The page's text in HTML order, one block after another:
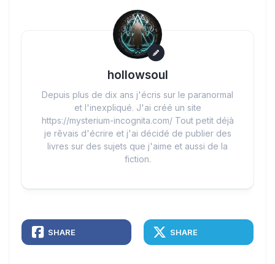
hollowsoul
Depuis plus de dix ans j'écris sur le paranormal
et l'inexpliqué. J'ai créé un site
https://mysterium-incognita.com/ Tout petit déjà
je rêvais d'écrire et j'ai décidé de publier des
livres sur des sujets que j'aime et aussi de la
fiction.
SHARE SHARE